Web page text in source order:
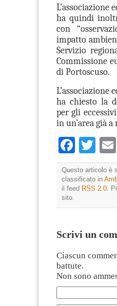
L’associazione
ha quindi
con
impatto
Servizio
Commissione
di Portoscuso.
L’associazione
ha chiesto la
per gli
in un’area già
Questo articolo è
classificato in
il feed RSS 2.0 .
sito.
Scrivi un
Ciascun
battute.
Non sono